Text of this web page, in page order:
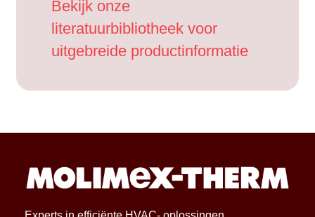
Bekijk onze
literatuurbibliotheek voor
uitgebreide productinformatie